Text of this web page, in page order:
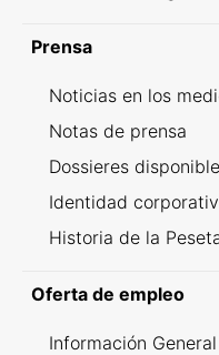
Prensa
Noticias en los
Notas de prensa
Dossieres
Identidad
Historia de la
Oferta de empleo
Información General